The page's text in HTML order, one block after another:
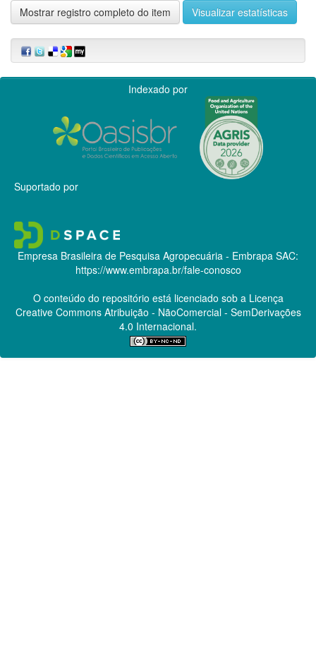
Mostrar registro completo do item Visualizar estatísticas
Indexado por
Suportado por
Empresa Brasileira de Pesquisa Agropecuária - Embrapa SAC:
https://www.embrapa.br/fale-conosco
O conteúdo do repositório está licenciado sob a Licença
Creative CommonsAtribuição - NãoComercial - SemDerivações
4.0 Internacional.